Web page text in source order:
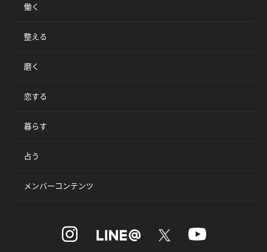
働く
整える
磨く
恋する
暮らす
占う
メンバーコンテンツ